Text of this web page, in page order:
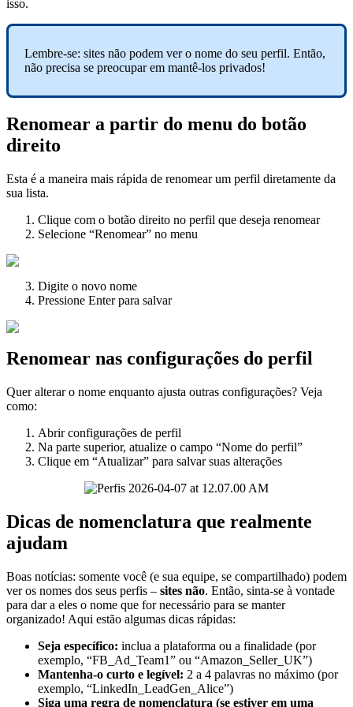
isso.
Lembre-se: sites não podem ver o nome do seu perfil. Então,
não precisa se preocupar em mantê-los privados!
Renomear a partir do menu do botão
direito
Esta é a maneira mais rápida de renomear um perfil diretamente da
sua lista.
Clique com o botão direito no perfil que deseja renomear
Selecione “Renomear” no menu
Digite o novo nome
Pressione Enter para salvar
Renomear nas configurações do perfil
Quer alterar o nome enquanto ajusta outras configurações? Veja
como:
Abrir configurações de perfil
Na parte superior, atualize o campo “Nome do perfil”
Clique em “Atualizar” para salvar suas alterações
Dicas de nomenclatura que realmente
ajudam
Boas notícias: somente você (e sua equipe, se compartilhado) podem
ver os nomes dos seus perfis – sites não. Então, sinta-se à vontade
para dar a eles o nome que for necessário para se manter
organizado! Aqui estão algumas dicas rápidas:
Seja específico: inclua a plataforma ou a finalidade (por
exemplo, “FB_Ad_Team1” ou “Amazon_Seller_UK”)
Mantenha-o curto e legível: 2 a 4 palavras no máximo (por
exemplo, “LinkedIn_LeadGen_Alice”)
Siga uma regra de nomenclatura (se estiver em uma